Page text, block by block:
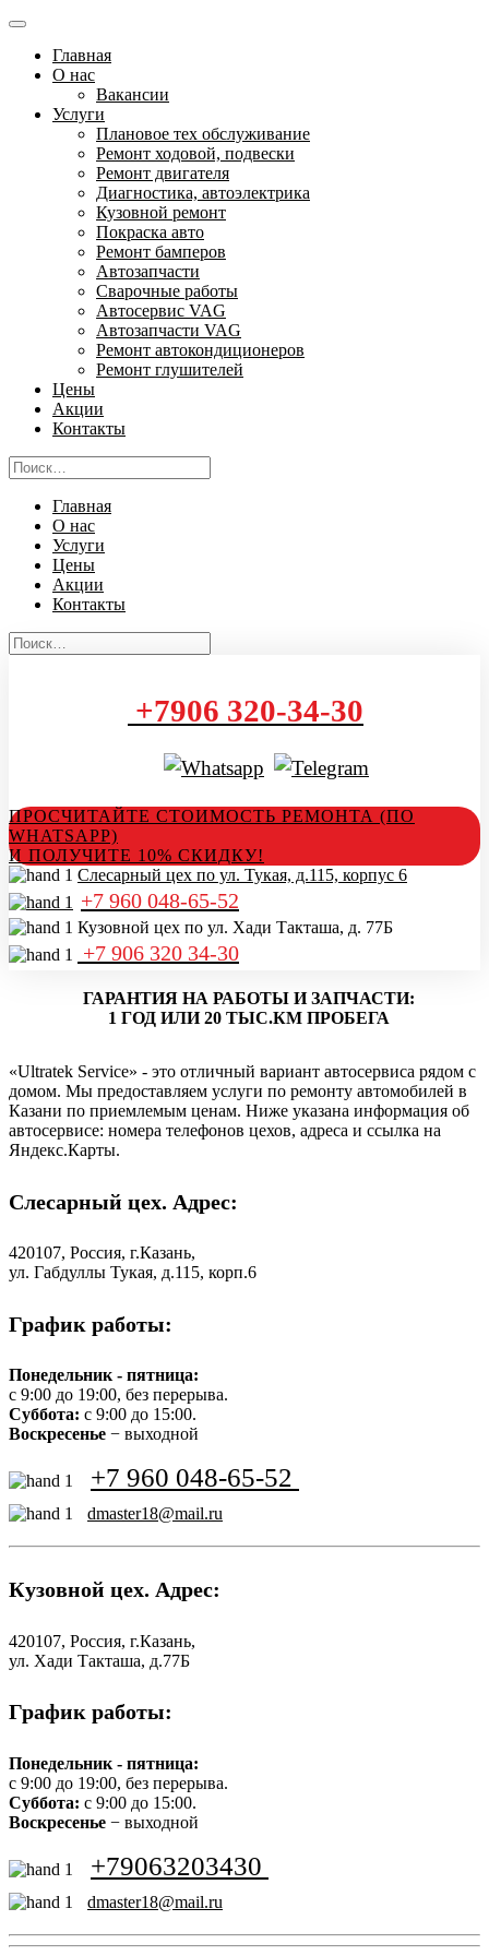
Главная
О нас
Вакансии
Услуги
Плановое тех обслуживание
Ремонт ходовой, подвески
Ремонт двигателя
Диагностика, автоэлектрика
Кузовной ремонт
Покраска авто
Ремонт бамперов
Автозапчасти
Сварочные работы
Автосервис VAG
Автозапчасти VAG
Ремонт автокондиционеров
Ремонт глушителей
Цены
Акции
Контакты
Главная
О нас
Услуги
Цены
Акции
Контакты
+7906 320-34-30
ПРОСЧИТАЙТЕ СТОИМОСТЬ РЕМОНТА (ПО
WHATSAPP)
И ПОЛУЧИТЕ 10% СКИДКУ!
Слесарный цех по ул. Тукая, д.115, корпус 6
+7 960 048-65-52
Кузовной цех по ул. Хади Такташа, д. 77Б
+7 906 320 34-30
ГАРАНТИЯ НА РАБОТЫ И ЗАПЧАСТИ:
1 ГОД ИЛИ 20 ТЫС.КМ ПРОБЕГА
«Ultratek Service» - это отличный вариант автосервиса рядом с
домом. Мы предоставляем услуги по ремонту автомобилей в
Казани по приемлемым ценам. Ниже указана информация об
автосервисе: номера телефонов цехов, адреса и ссылка на
Яндекс.Карты.
Слесарный цех. Адрес:
420107, Россия, г.Казань,
ул. Габдуллы Тукая, д.115, корп.6
График работы:
Понедельник - пятница:
с 9:00 до 19:00, без перерыва.
Суббота: с 9:00 до 15:00.
Воскресенье − выходной
+7 960 048-65-52
dmaster18@mail.ru
Кузовной цех. Адрес:
420107, Россия, г.Казань,
ул. Хади Такташа, д.77Б
График работы:
Понедельник - пятница:
с 9:00 до 19:00, без перерыва.
Суббота: с 9:00 до 15:00.
Воскресенье − выходной
+79063203430
dmaster18@mail.ru